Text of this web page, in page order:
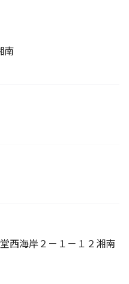
南
西海岸２－１－１２湘南